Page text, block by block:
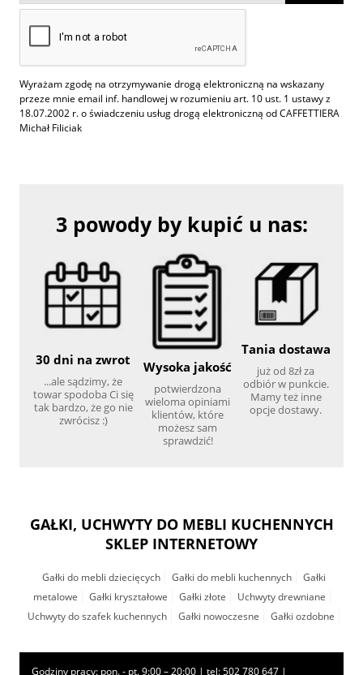
Wyrażam zgodę na otrzymywanie drogą elektroniczną na wskazany
przeze mnie email inf. handlowej w rozumieniu art. 10 ust. 1 ustawy z
18.07.2002 r. o świadczeniu usług drogą elektroniczną od CAFFETTIERA
Michał Filiciak
3 powody by kupić u nas:
30 dni na zwrot
...ale sądzimy, że
towar spodoba Ci się
tak bardzo, że go nie
zwrócisz :)
Wysoka jakość
potwierdzona
wieloma opiniami
klientów, które
możesz sam
sprawdzić!
Tania dostawa
już od 8zł za
odbiór w punkcie.
Mamy też inne
opcje dostawy.
GAŁKI, UCHWYTY DO MEBLI KUCHENNYCH
SKLEP INTERNETOWY
Gałki do mebli dziecięcych Gałki do mebli kuchennych
Gałki
metalowe
Gałki kryształowe Gałki złote
Uchwyty drewniane
Uchwyty do szafek kuchennych
Gałki nowoczesne Gałki ozdobne
Godziny pracy: pon. - pt. 9:00 – 20:00 | tel:502 780 647 |